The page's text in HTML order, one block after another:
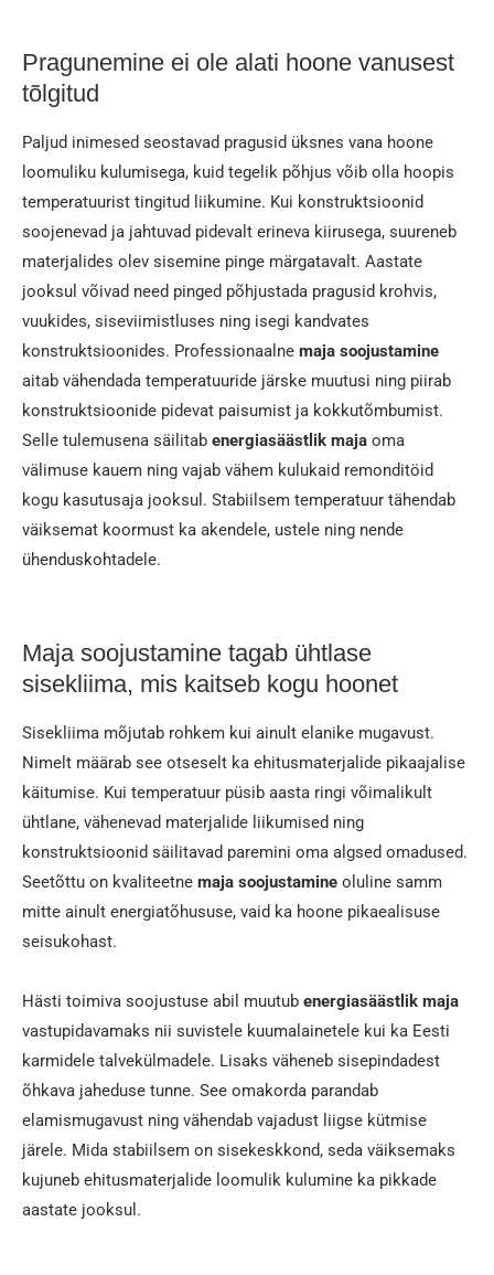
Pragunemine ei ole alati hoone vanusest
tõlgitud
Paljud inimesed seostavad pragusid üksnes vana hoone
loomuliku kulumisega, kuid tegelik põhjus võib olla hoopis
temperatuurist tingitud liikumine. Kui konstruktsioonid
soojenevad ja jahtuvad pidevalt erineva kiirusega, suureneb
materjalides olev sisemine pinge märgatavalt. Aastate
jooksul võivad need pinged põhjustada pragusid krohvis,
vuukides, siseviimistluses ning isegi kandvates
konstruktsioonides. Professionaalne maja soojustamine
aitab vähendada temperatuuride järske muutusi ning piirab
konstruktsioonide pidevat paisumist ja kokkutõmbumist.
Selle tulemusena säilitab energiasäästlik maja oma
välimuse kauem ning vajab vähem kulukaid remonditöid
kogu kasutusaja jooksul. Stabiilsem temperatuur tähendab
väiksemat koormust ka akendele, ustele ning nende
ühenduskohtadele.
Maja soojustamine tagab ühtlase
sisekliima, mis kaitseb kogu hoonet
Sisekliima mõjutab rohkem kui ainult elanike mugavust.
Nimelt määrab see otseselt ka ehitusmaterjalide pikaajalise
käitumise. Kui temperatuur püsib aasta ringi võimalikult
ühtlane, vähenevad materjalide liikumised ning
konstruktsioonid säilitavad paremini oma algsed omadused.
Seetõttu on kvaliteetne maja soojustamine oluline samm
mitte ainult energiatõhususe, vaid ka hoone pikaealisuse
seisukohast.
Hästi toimiva soojustuse abil muutub energiasäästlik maja
vastupidavamaks nii suvistele kuumalainetele kui ka Eesti
karmidele talvekülmadele. Lisaks väheneb sisepindadest
õhkava jaheduse tunne. See omakorda parandab
elamismugavust ning vähendab vajadust liigse kütmise
järele. Mida stabiilsem on sisekeskkond, seda väiksemaks
kujuneb ehitusmaterjalide loomulik kulumine ka pikkade
aastate jooksul.